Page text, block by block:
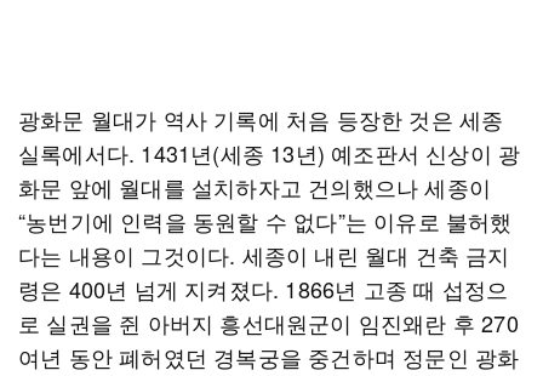
광화문 월대가 역사 기록에 처음 등장한 것은 세종
실록에서다. 1431년(세종 13년) 예조판서 신상이 광
화문 앞에 월대를 설치하자고 건의했으나 세종이
“농번기에 인력을 동원할 수 없다”는 이유로 불허했
다는 내용이 그것이다. 세종이 내린 월대 건축 금지
령은 400년 넘게 지켜졌다. 1866년 고종 때 섭정으
로 실권을 쥔 아버지 흥선대원군이 임진왜란 후 270
여년 동안 폐허였던 경복궁을 중건하며 정문인 광화